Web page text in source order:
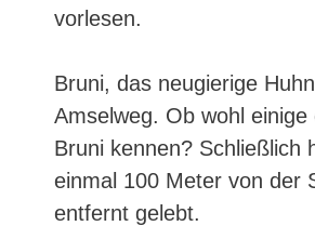
vorlesen.
Bruni, das neugierige
Amselweg. Ob wohl einige
Bruni kennen? Schließlich
einmal 100 Meter von der
entfernt gelebt.